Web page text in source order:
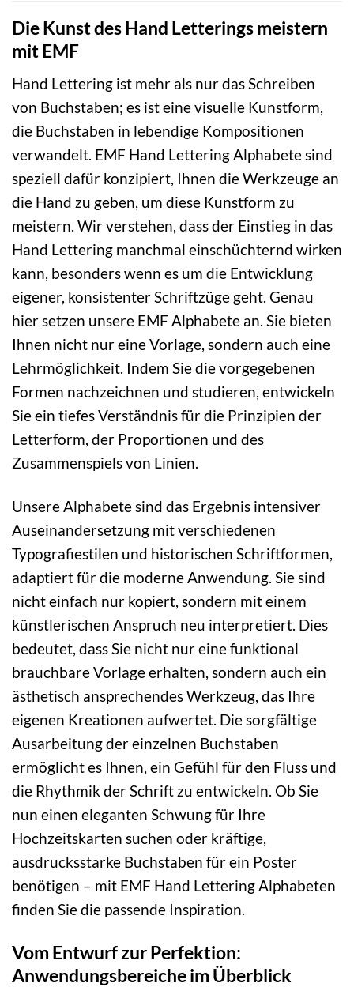
Die Kunst des Hand Letterings meistern
mit EMF
Hand Lettering ist mehr als nur das Schreiben
von Buchstaben; es ist eine visuelle Kunstform,
die Buchstaben in lebendige Kompositionen
verwandelt. EMF Hand Lettering Alphabete sind
speziell dafür konzipiert, Ihnen die Werkzeuge an
die Hand zu geben, um diese Kunstform zu
meistern. Wir verstehen, dass der Einstieg in das
Hand Lettering manchmal einschüchternd wirken
kann, besonders wenn es um die Entwicklung
eigener, konsistenter Schriftzüge geht. Genau
hier setzen unsere EMF Alphabete an. Sie bieten
Ihnen nicht nur eine Vorlage, sondern auch eine
Lehrmöglichkeit. Indem Sie die vorgegebenen
Formen nachzeichnen und studieren, entwickeln
Sie ein tiefes Verständnis für die Prinzipien der
Letterform, der Proportionen und des
Zusammenspiels von Linien.
Unsere Alphabete sind das Ergebnis intensiver
Auseinandersetzung mit verschiedenen
Typografiestilen und historischen Schriftformen,
adaptiert für die moderne Anwendung. Sie sind
nicht einfach nur kopiert, sondern mit einem
künstlerischen Anspruch neu interpretiert. Dies
bedeutet, dass Sie nicht nur eine funktional
brauchbare Vorlage erhalten, sondern auch ein
ästhetisch ansprechendes Werkzeug, das Ihre
eigenen Kreationen aufwertet. Die sorgfältige
Ausarbeitung der einzelnen Buchstaben
ermöglicht es Ihnen, ein Gefühl für den Fluss und
die Rhythmik der Schrift zu entwickeln. Ob Sie
nun einen eleganten Schwung für Ihre
Hochzeitskarten suchen oder kräftige,
ausdrucksstarke Buchstaben für ein Poster
benötigen – mit EMF Hand Lettering Alphabeten
finden Sie die passende Inspiration.
Vom Entwurf zur Perfektion:
Anwendungsbereiche im Überblick